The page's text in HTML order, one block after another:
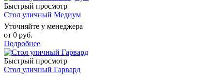
Быстрый просмотр
Стол уличный Медиум
Уточняйте у менеджера
от 0 руб.
Подробнее
Быстрый просмотр
Стол уличный Гарвард